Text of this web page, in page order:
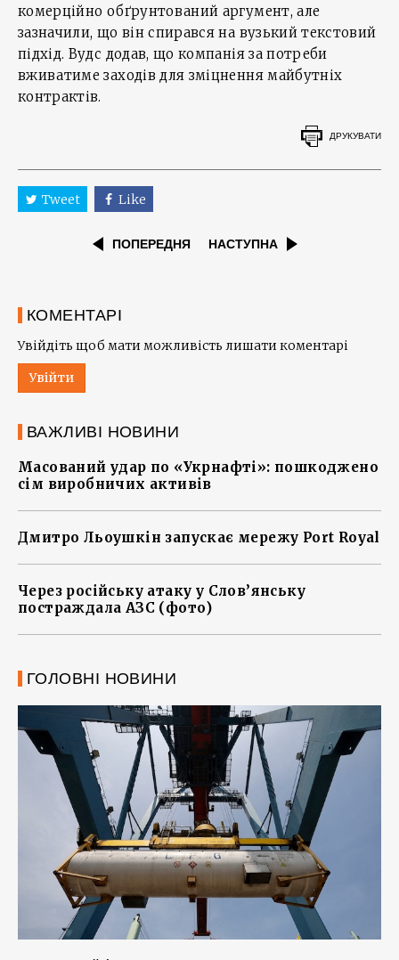
комерційно обґрунтований аргумент, але
зазначили, що він спирався на вузький текстовий
підхід. Вудс додав, що компанія за потреби
вживатиме заходів для зміцнення майбутніх
контрактів.
ДРУКУВАТИ
Tweet Like
ПОПЕРЕДНЯ НАСТУПНА
КОМЕНТАРІ
Увійдіть щоб мати можливість лишати коментарі
Увійти
ВАЖЛИВІ НОВИНИ
Масований удар по «Укрнафті»: пошкоджено
сім виробничих активів
Дмитро Льоушкін запускає мережу Port Royal
Через російську атаку у Слов’янську
постраждала АЗС (фото)
ГОЛОВНІ НОВИНИ